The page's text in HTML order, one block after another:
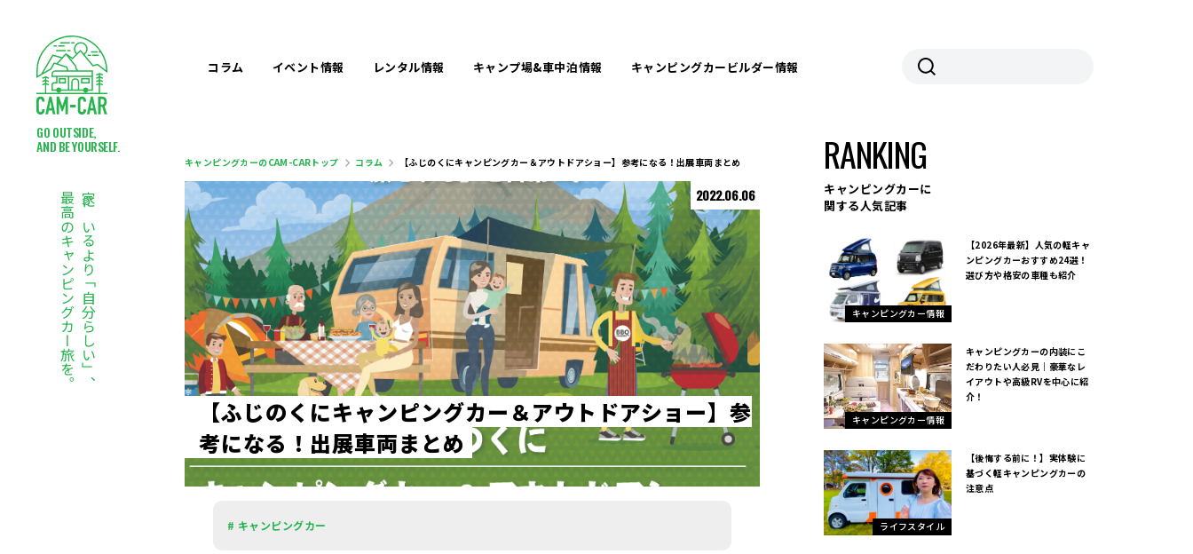
GO OUTSIDE,
AND BE YOURSELF.
家にいるより「自分らしい」、
最高のキャンピングカー旅を。
コラム イベント情報 レンタル情報 キャンプ場&車中泊情報 キャンピングカービルダー情報
キャンピングカーのCAM-CARトップ コラム 【ふじのくにキャンピングカー＆アウトドアショー】参考になる！出展車両まとめ
2022.06.06
【ふじのく にキャンピングカー ＆アウ ト ドアショ ー】参
考になる ！ 出展車両ま とめ
# キャンピングカー
RANKING
キャンピングカーに
関する人気記事
キャンピングカー情報
【2026年最新】人気の軽キャ
ンピングカーおすすめ24選！
選び方や格安の車種も紹介
キャンピングカー情報
キャンピングカーの内装にこ
だわりたい人必見｜豪華なレ
イアウトや高級RVを中心に紹
介！
ライフスタイル
【後悔する前に！】実体験に
基づく軽キャンピングカーの
注意点